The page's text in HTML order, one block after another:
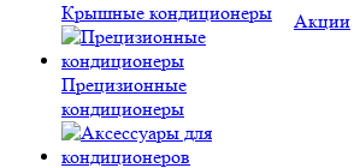
Крышные кондиционеры
Прецизионные
кондиционеры
Акции